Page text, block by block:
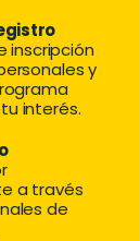
inscripción
y
interés.
a través
de